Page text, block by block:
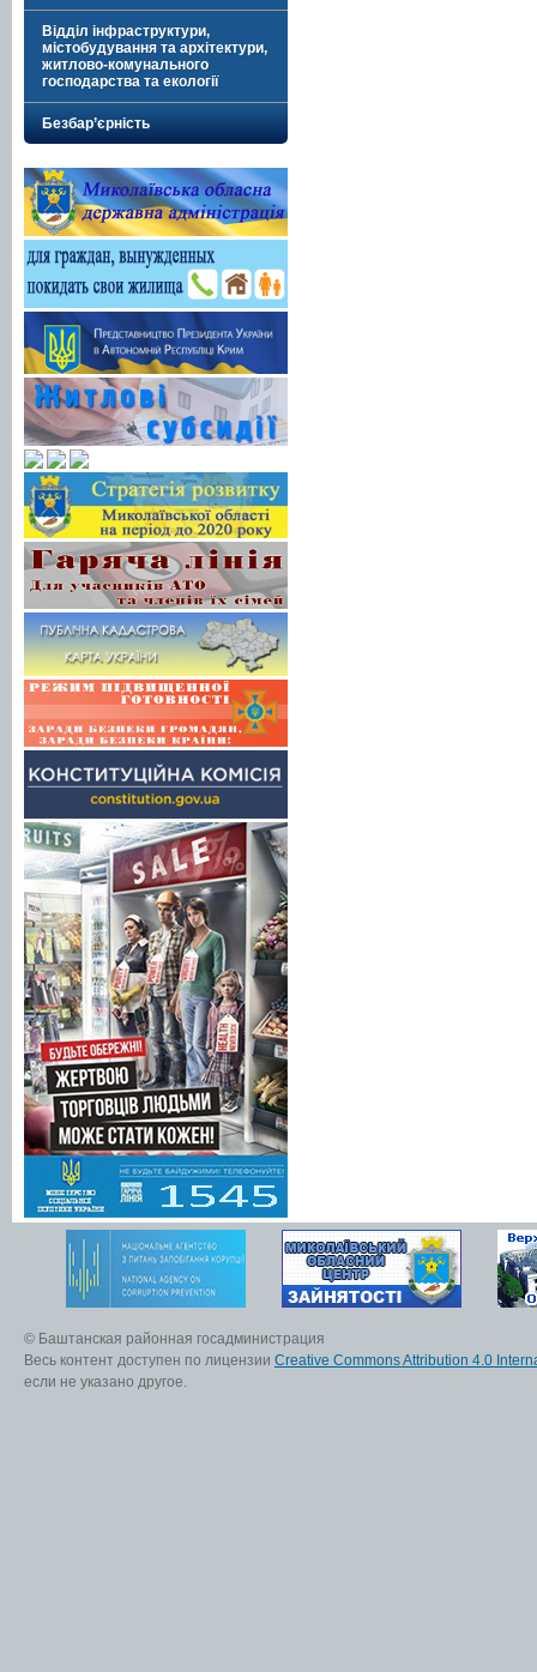
Відділ інфраструктури,
містобудування та архітектури,
житлово-комунального
господарства та екології
Безбар’єрність
© Баштанская районная госадминистрация
Весь контент доступен по лицензии Creative Commons Attribution 4.0
если не указано другое.